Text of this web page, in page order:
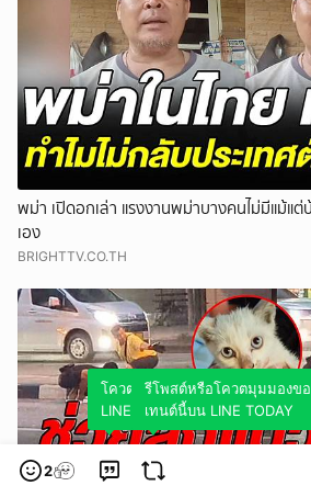
พม่า เปิดอกเล่า แรงงานพม่าบางคนไม่มีแม้แ
เอง
BRIGHTTV.CO.TH
2
โควตมุมมองของคุณผ่านคอนเท
LINE TODAY
รีโพสต์หรือโควตมุมมองข
เทนต์นี้บน LINE TODAY